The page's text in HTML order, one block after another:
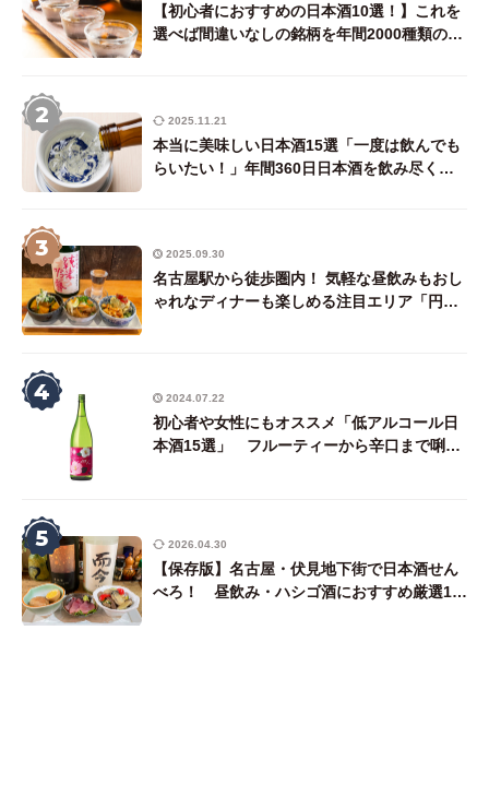
【初心者におすすめの日本酒10選！】これを
選べば間違いなしの銘柄を年間2000種類の日
2025.11.21
2
本当に美味しい日本酒15選「一度は飲んでも
らいたい！」年間360日日本酒を飲み尽くす
2025.09.30
3
名古屋駅から徒歩圏内！ 気軽な昼飲みもおし
ゃれなディナーも楽しめる注目エリア「円頓
2024.07.22
4
初心者や女性にもオススメ「低アルコール日
本酒15選」 フルーティーから辛口まで唎酒
2026.04.30
5
【保存版】名古屋・伏見地下街で日本酒せん
べろ！ 昼飲み・ハシゴ酒におすすめ厳選18